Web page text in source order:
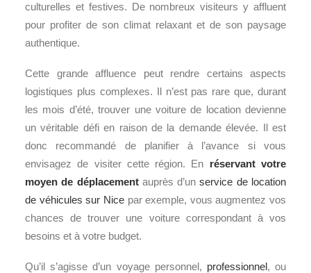
culturelles et festives. De nombreux visiteurs y affluent
pour profiter de son climat relaxant et de son paysage
authentique.
Cette grande affluence peut rendre certains aspects
logistiques plus complexes. Il n’est pas rare que, durant
les mois d’été, trouver une voiture de location devienne
un véritable défi en raison de la demande élevée. Il est
donc recommandé de planifier à l’avance si vous
envisagez de visiter cette région. En réservant votre
moyen de déplacementauprès d’unservice de location
de véhicules sur Nicepar exemple, vous augmentez vos
chances de trouver une voiture correspondant à vos
besoins et à votre budget.
Qu’il s’agisse d’un voyage personnel, professionnel, ou